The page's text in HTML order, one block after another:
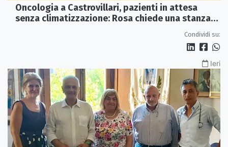
Oncologia a Castrovillari, pazienti in attesa
senza climatizzazione: Rosa chiede una stanza
Condividi su:
Ieri